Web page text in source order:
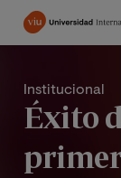
Pasar
Institucional
Éxito